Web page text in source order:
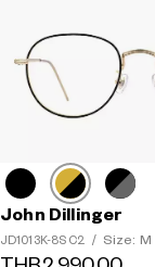
John Dillinger
JD1013K-8S C2 / Size: M